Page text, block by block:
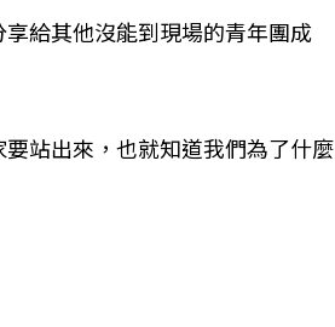
給其他沒能到現場的青年團成
站出來，也就知道我們為了什麼